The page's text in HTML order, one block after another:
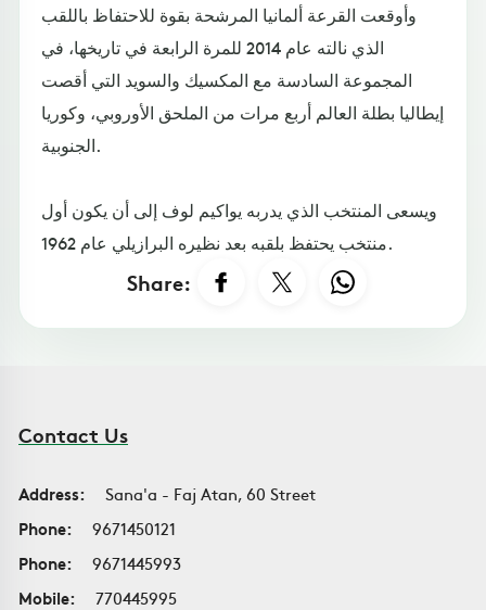
وأوقعت القرعة ألمانيا المرشحة بقوة للاحتفاظ باللقب
الذي نالته عام 2014 للمرة الرابعة في تاريخها، في
المجموعة السادسة مع المكسيك والسويد التي أقصت
إيطاليا بطلة العالم أربع مرات من الملحق الأوروبي، وكوريا
الجنوبية.
ويسعى المنتخب الذي يدربه يواكيم لوف إلى أن يكون أول
منتخب يحتفظ بلقبه بعد نظيره البرازيلي عام 1962.
Share:
Contact Us
Address:
Sana'a - Faj Atan, 60 Street
Phone:
9671450121
Phone:
9671445993
Mobile:
770445995